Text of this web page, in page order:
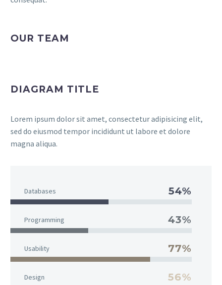
OUR TEAM
DIAGRAM TITLE
Lorem ipsum dolor sit amet, consectetur adipisicing elit,
sed do eiusmod tempor incididunt ut labore et dolore
magna aliqua.
Databases 54%
Programming 43%
Usability 77%
Design 56%